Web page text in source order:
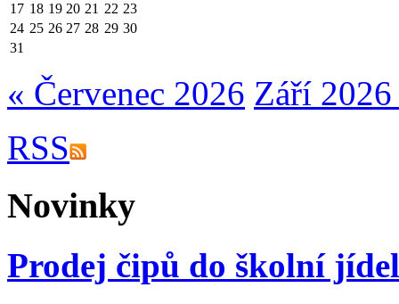
17 18 19 20 21 22 23
24 25 26 27 28 29 30
31
« Červenec 2026 Září
RSS
Novinky
Prodej čipů do školní